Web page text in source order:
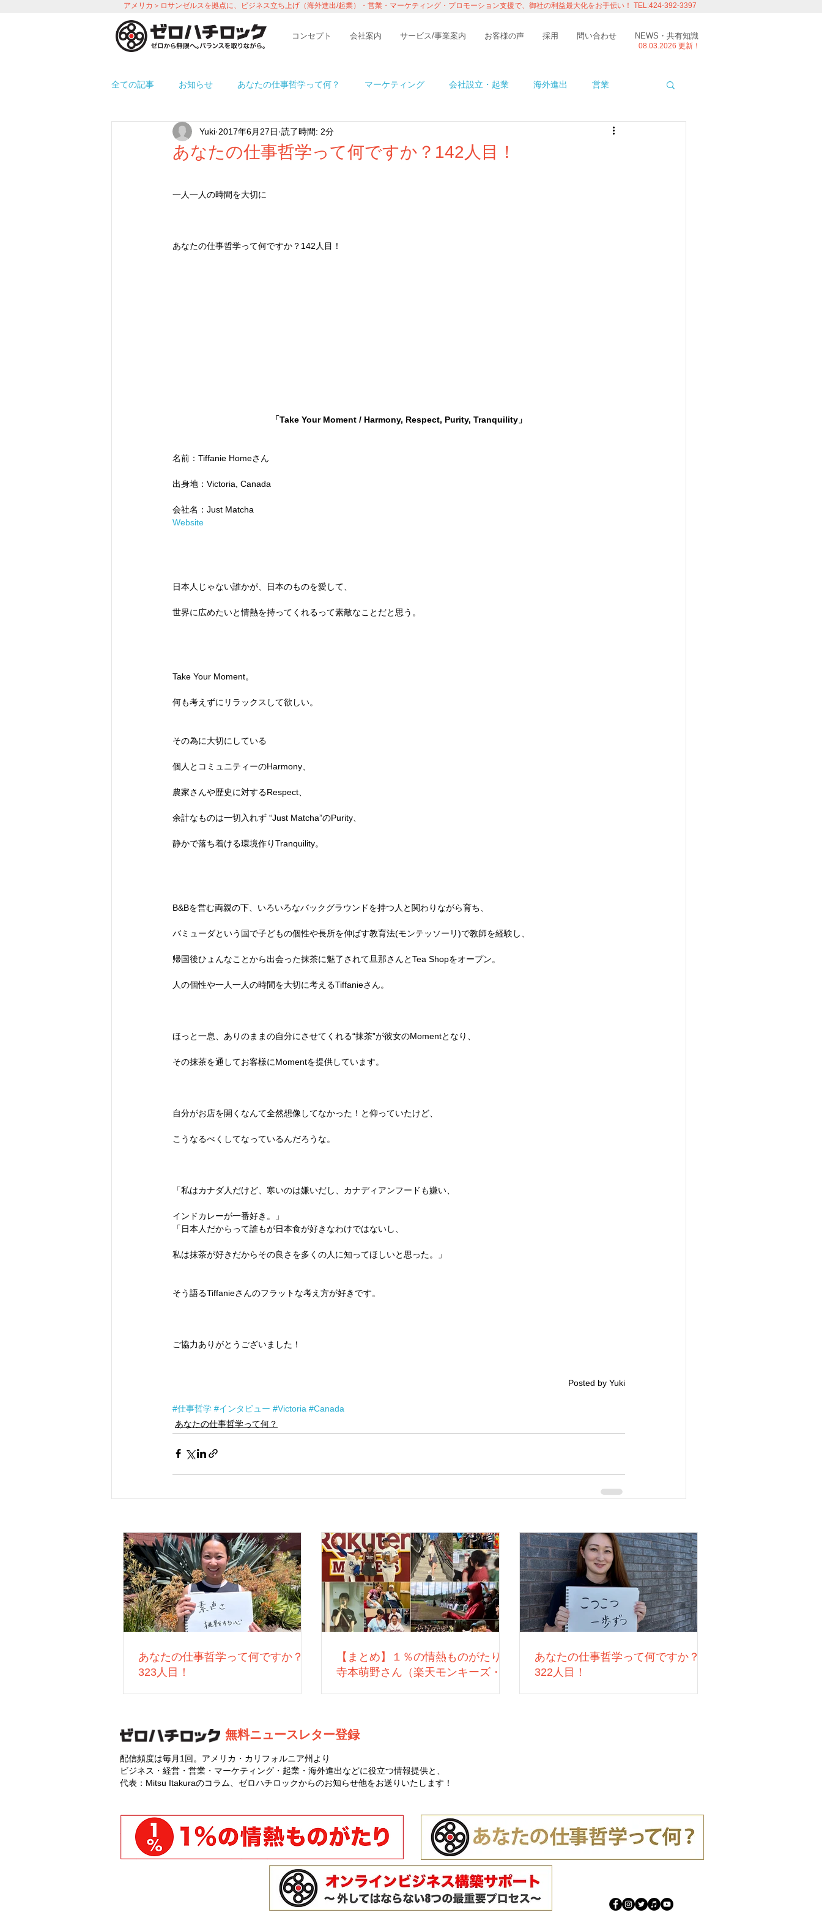
アメリカ＞ロサンゼルスを拠点に、ビジネス立ち上げ（海外進出/起業）・営業・マーケティング・プロモーション支援で、御社の利益最大化をお手伝い！ TEL:424-392-3397
コンセプト 会社案内 サービス/事業案内 お客様の声 採用 問い合わせ NEWS・共有知識
08.03.2026 更新！
全ての記事 お知らせ あなたの仕事哲学って何？ マーケティング 会社設立・起業 海外進出 営業
プロモーション 労務＆人事 in アメリカ イベント・レポート ITエンジニアの視点
あなたの仕事哲学って何ですか？142人目！
Yuki 2017年6月27日 読了時間: 2分
一人一人の時間を大切に
あなたの仕事哲学って何ですか？142人目！
「Take Your Moment / Harmony, Respect, Purity, Tranquility」
名前：Tiffanie Homeさん
出身地：Victoria, Canada
会社名：Just Matcha
Website
日本人じゃない誰かが、日本のものを愛して、
世界に広めたいと情熱を持ってくれるって素敵なことだと思う。
Take Your Moment。
何も考えずにリラックスして欲しい。
その為に大切にしている
個人とコミュニティーのHarmony、
農家さんや歴史に対するRespect、
余計なものは一切入れず “Just Matcha”のPurity、
静かで落ち着ける環境作りTranquility。
B&Bを営む両親の下、いろいろなバックグラウンドを持つ人と関わりながら育ち、
バミューダという国で子どもの個性や長所を伸ばす教育法(モンテッソーリ)で教師を経験し、
帰国後ひょんなことから出会った抹茶に魅了されて旦那さんとTea Shopをオープン。
人の個性や一人一人の時間を大切に考えるTiffanieさん。
ほっと一息、ありのままの自分にさせてくれる“抹茶”が彼女のMomentとなり、
その抹茶を通してお客様にMomentを提供しています。
自分がお店を開くなんて全然想像してなかった！と仰っていたけど、
こうなるべくしてなっているんだろうな。
「私はカナダ人だけど、寒いのは嫌いだし、カナディアンフードも嫌い、
インドカレーが一番好き。」
「日本人だからって誰もが日本食が好きなわけではないし、
私は抹茶が好きだからその良さを多くの人に知ってほしいと思った。」
そう語るTiffanieさんのフラットな考え方が好きです。
ご協力ありがとうございました！
Posted by Yuki
#仕事哲学 #インタビュー #Victoria #Canada
あなたの仕事哲学って何？
あなたの仕事哲学って何ですか？
323人目！
【まとめ】１％の情熱ものがたり：
寺本萌野さん（楽天モンキーズ・営
あなたの仕事哲学って何ですか？
322人目！
無料ニュースレター登録
配信頻度は毎月1回。アメリカ・カリフォルニア州より
ビジネス・経営・営業・マーケティング・起業・海外進出などに役立つ情報提供と、
代表：Mitsu Itakuraのコラム、ゼロハチロックからのお知らせ他をお送りいたします！